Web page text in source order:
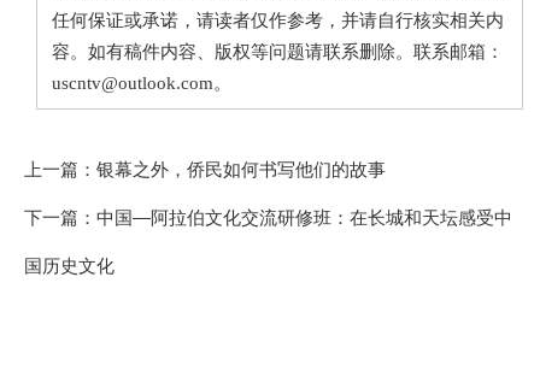
任何保证或承诺，请读者仅作参考，并请自行核实相关内
容。如有稿件内容、版权等问题请联系删除。联系邮箱：
uscntv@outlook.com。
上一篇： 银幕之外，侨民如何书写他们的故事
下一篇： 中国—阿拉伯文化交流研修班：在长城和天坛感受中
国历史文化